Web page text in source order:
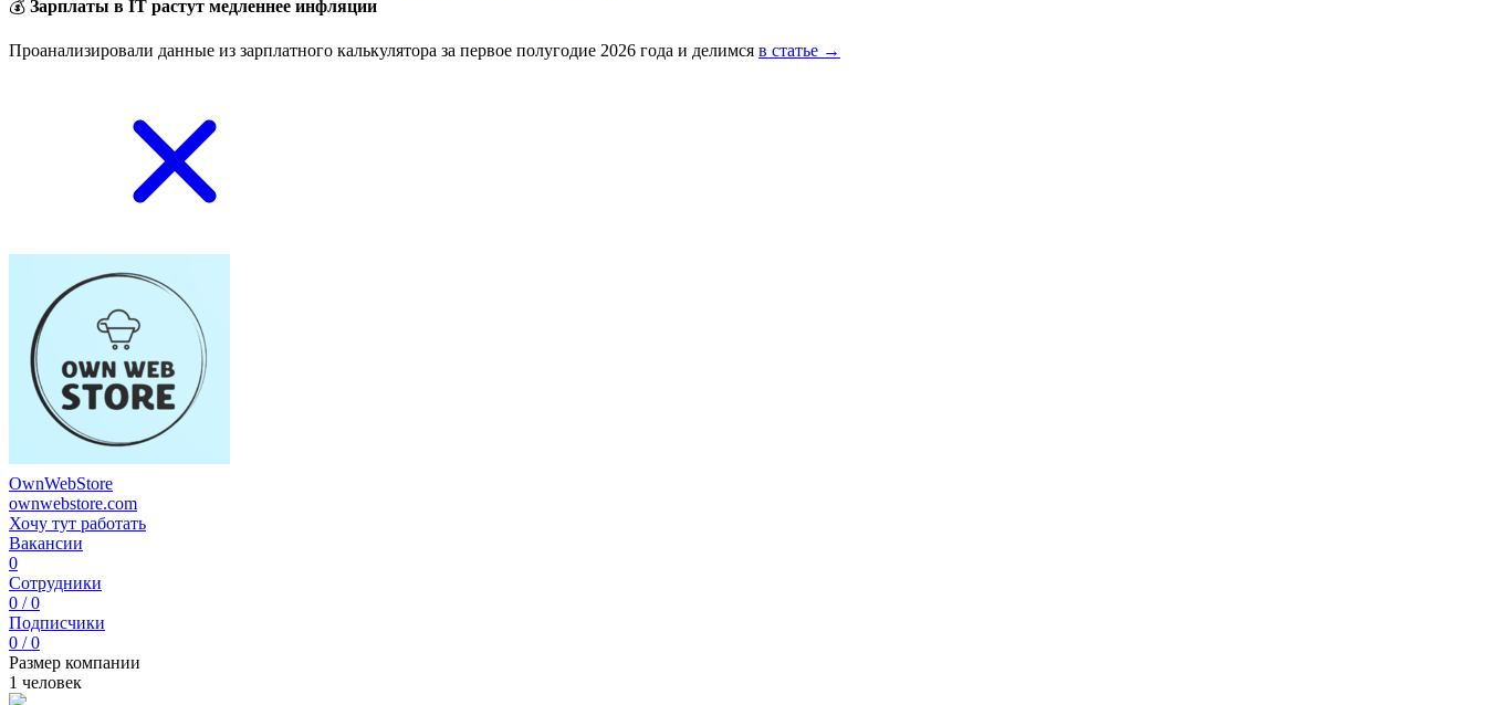
💰 Зарплаты в IT растут медленнее инфляции
Проанализировали данные из зарплатного калькулятора за первое полугодие 2026 года и делимся в статье →
OwnWebStore
ownwebstore.com
Хочу тут работать
Вакансии
0
Сотрудники
0 / 0
Подписчики
0 / 0
Размер компании
1 человек